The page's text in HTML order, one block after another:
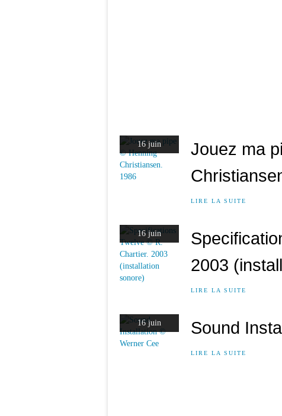
16 juin
Jouez ma
LIRE LA SUITE
16 juin
2003
LIRE LA SUITE
16 juin Sound
LIRE LA SUITE